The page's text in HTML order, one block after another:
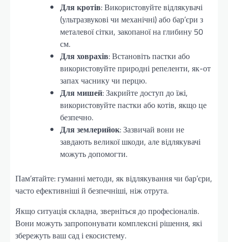
Для кротів: Використовуйте відлякувачі
(ультразвукові чи механічні) або бар’єри з
металевої сітки, закопаної на глибину 50
см.
Для ховрахів: Встановіть пастки або
використовуйте природні репеленти, як-от
запах часнику чи перцю.
Для мишей: Закрийте доступ до їжі,
використовуйте пастки або котів, якщо це
безпечно.
Для землерийок: Зазвичай вони не
завдають великої шкоди, але відлякувачі
можуть допомогти.
Пам’ятайте: гуманні методи, як відлякування чи бар’єри,
часто ефективніші й безпечніші, ніж отрута.
Якщо ситуація складна, зверніться до професіоналів.
Вони можуть запропонувати комплексні рішення, які
збережуть ваш сад і екосистему.